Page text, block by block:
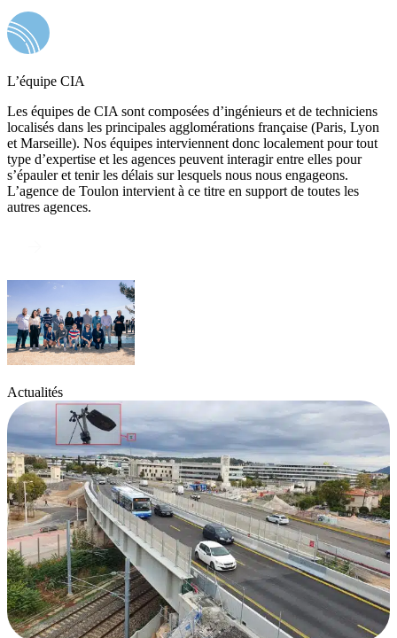
L’équipe CIA
Les équipes de CIA sont composées d’ingénieurs et de techniciens
localisés dans les principales agglomérations française (Paris, Lyon
et Marseille). Nos équipes interviennent donc localement pour tout
type d’expertise et les agences peuvent interagir entre elles pour
s’épauler et tenir les délais sur lesquels nous nous engageons.
L’agence de Toulon intervient à ce titre en support de toutes les
autres agences.
Actualités